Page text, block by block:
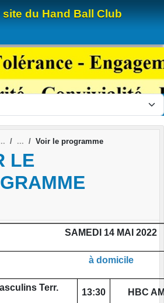
du Hand Ball Club
Voir le programme
LE
SAMEDI 14 MAI 2022
à domicile
Terr. 13:30 HBC